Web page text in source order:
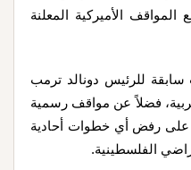
الأميركية المعلنة
للرئيس دونالد ترمب
فضلاً عن مواقف رسمية
رفض أي خطوات أحادية
الفلسطينية.